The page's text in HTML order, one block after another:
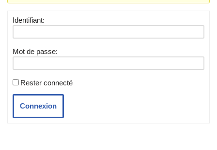
Identifiant:
Mot de passe:
Rester connecté
Connexion